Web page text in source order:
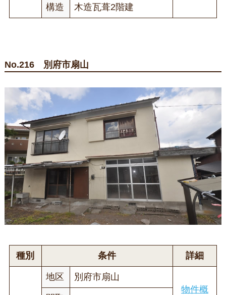
構造 木造瓦葺2階建
No.216 別府市扇山
種別 条件 詳細
地区
別府市扇山
物件概